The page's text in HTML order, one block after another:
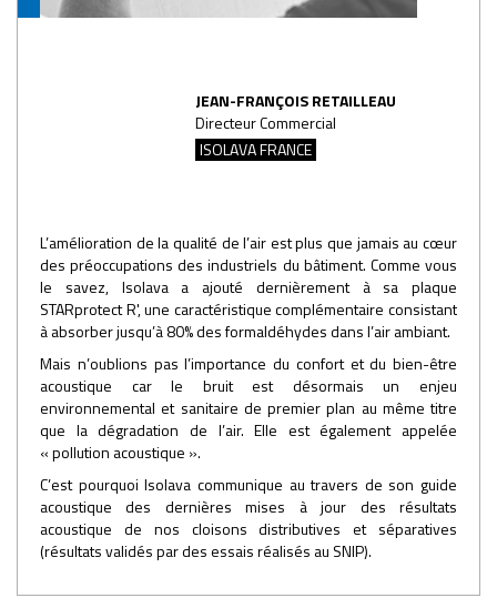
JEAN-FRANÇOIS RETAILLEAU
Directeur Commercial
ISOLAVA FRANCE
L’amélioration de la qualité de l’air est plus que jamais au cœur
des préoccupations des industriels du bâtiment. Comme vous
le savez, Isolava a ajouté dernièrement à sa plaque
STARprotect R', une caractéristique complémentaire consistant
à absorber jusqu’à 80% des formaldéhydes dans l’air ambiant.
Mais n’oublions pas l’importance du confort et du bien-être
acoustique car le bruit est désormais un enjeu
environnemental et sanitaire de premier plan au même titre
que la dégradation de l’air. Elle est également appelée
« pollution acoustique ».
C’est pourquoi Isolava communique au travers de son guide
acoustique des dernières mises à jour des résultats
acoustique de nos cloisons distributives et séparatives
(résultats validés par des essais réalisés au SNIP).